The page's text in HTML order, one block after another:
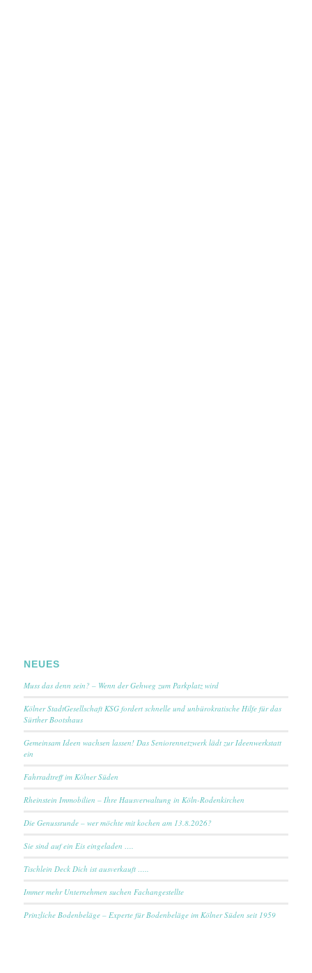
NEUES
Muss das denn sein? – Wenn der Gehweg zum Parkplatz wird
Kölner StadtGesellschaft KSG fordert schnelle und unbürokratische Hilfe für das
Sürther Bootshaus
Gemeinsam Ideen wachsen lassen! Das Seniorennetzwerk lädt zur Ideenwerkstatt
ein
Fahrradtreff im Kölner Süden
Rheinstein Immobilien – Ihre Hausverwaltung in Köln-Rodenkirchen
Die Genussrunde – wer möchte mit kochen am 13.8.2026?
Sie sind auf ein Eis eingeladen ….
Tischlein Deck Dich ist ausverkauft …..
Immer mehr Unternehmen suchen Fachangestellte
Prinzliche Bodenbeläge – Experte für Bodenbeläge im Kölner Süden seit 1959